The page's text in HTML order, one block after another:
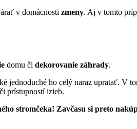
v domácnosti zmeny. Aj v tomto
domu či dekorovanie záhrady.
jednoduché ho celý naraz upratať. V
prístupností izieb.
stromčeka! Zavčasu si preto